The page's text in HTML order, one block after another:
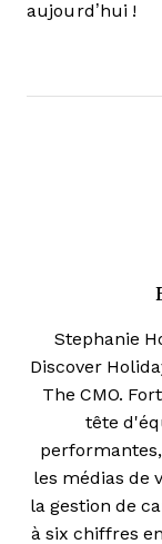
aujourd’hui !
Stephanie
Discover
The CMO.
tête
les médias de
la gestion de
à six chiffres